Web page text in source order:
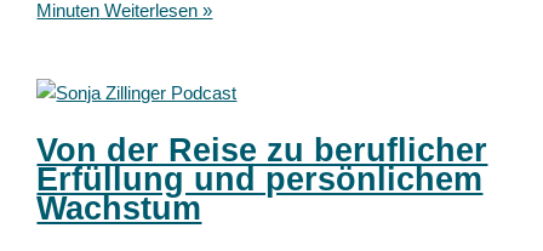
Minuten Weiterlesen »
Von der Reise zu beruflicher
Erfüllung und persönlichem
Wachstum